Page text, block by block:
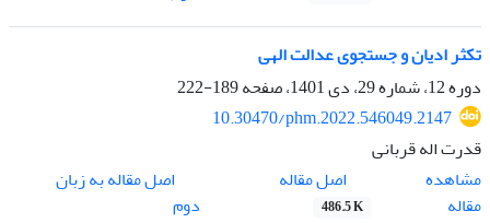
تکثر ادیان و جستجوی عدالت الهی
دوره 12، شماره 29، دی 1401، صفحه
189-222
10.30470/phm.2022.546049.2147
قدرت اله قربانی
مشاهده
مقاله
اصل مقاله
486.5 K
اصل مقاله به زبان
دوم